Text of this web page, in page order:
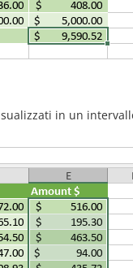
in un